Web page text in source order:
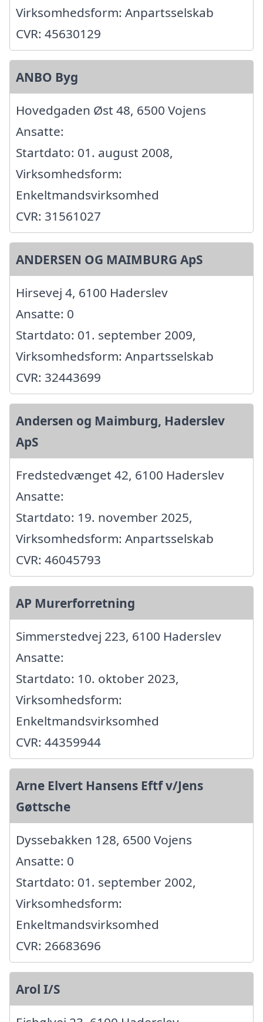
Virksomhedsform: Anpartsselskab
CVR: 45630129
ANBO Byg
Hovedgaden Øst 48, 6500 Vojens
Ansatte:
Startdato: 01. august 2008,
Virksomhedsform:
Enkeltmandsvirksomhed
CVR: 31561027
ANDERSEN OG MAIMBURG ApS
Hirsevej 4, 6100 Haderslev
Ansatte: 0
Startdato: 01. september 2009,
Virksomhedsform: Anpartsselskab
CVR: 32443699
Andersen og Maimburg, Haderslev
ApS
Fredstedvænget 42, 6100 Haderslev
Ansatte:
Startdato: 19. november 2025,
Virksomhedsform: Anpartsselskab
CVR: 46045793
AP Murerforretning
Simmerstedvej 223, 6100 Haderslev
Ansatte:
Startdato: 10. oktober 2023,
Virksomhedsform:
Enkeltmandsvirksomhed
CVR: 44359944
Arne Elvert Hansens Eftf v/Jens
Gøttsche
Dyssebakken 128, 6500 Vojens
Ansatte: 0
Startdato: 01. september 2002,
Virksomhedsform:
Enkeltmandsvirksomhed
CVR: 26683696
Arol I/S